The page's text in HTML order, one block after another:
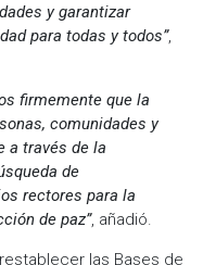
y garantizar
para todas y todos”,
firmemente que la
comunidades y
a través de la
de
rectores para la
de paz”, añadió.
las Bases de